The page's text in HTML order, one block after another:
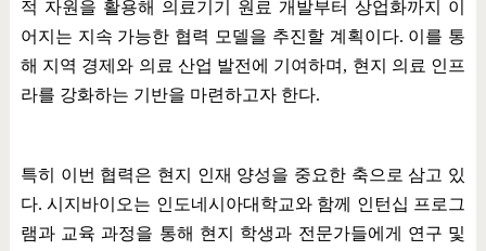
적 자원을 활용해 의료기기 원료 개발부터 상업화까지 이
어지는 지속 가능한 협력 모델을 추진할 계획이다. 이를 통
해 지역 경제와 의료 산업 발전에 기여하며 , 현지 의료 인프
라를 강화하는 기반을 마련하고자 한다.
특히 이번 협력은 현지 인재 양성을 중요한 축으로 삼고 있
다.시지바이오는 인도네시아대학교와 함께 인턴십 프로그
램과 교육 과정을 통해 현지 학생과 전문가들에게 연구 및